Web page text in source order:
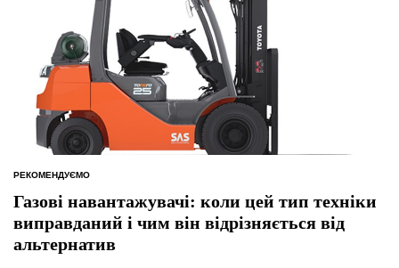
ОПУБЛІКУВАТИ
РЕКОМЕНДУЄМО
Газові навантажувачі: коли цей тип техніки
виправданий і чим він відрізняється від
альтернатив